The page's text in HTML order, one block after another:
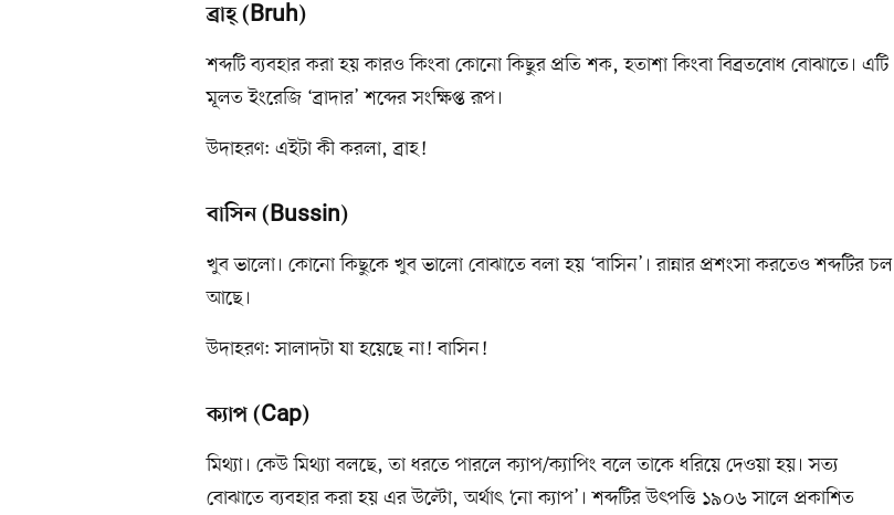
ব্রাহ্ (Bruh)
শব্দটি ব্যবহার করা হয় কারও কিংবা কোনো কিছুর প্রতি শক, হতাশা কিংবা বিব্রতবোধ বোঝাতে। এটি
মূলত ইংরেজি ‘ব্রাদার’ শব্দের সংক্ষিপ্ত রূপ।
উদাহরণ: এইটা কী করলা, ব্রাহ!
বাসিন (Bussin)
খুব ভালো। কোনো কিছুকে খুব ভালো বোঝাতে বলা হয় ‘বাসিন’। রান্নার প্রশংসা করতেও শব্দটির চল
আছে।
উদাহরণ: সালাদটা যা হয়েছে না! বাসিন!
ক্যাপ (Cap)
মিথ্যা। কেউ মিথ্যা বলছে, তা ধরতে পারলে ক্যাপ/ক্যাপিং বলে তাকে ধরিয়ে দেওয়া হয়। সত্য
বোঝাতে ব্যবহার করা হয় এর উল্টো, অর্থাৎ ‘নো ক্যাপ’। শব্দটির উৎপত্তি ১৯০৬ সালে প্রকাশিত